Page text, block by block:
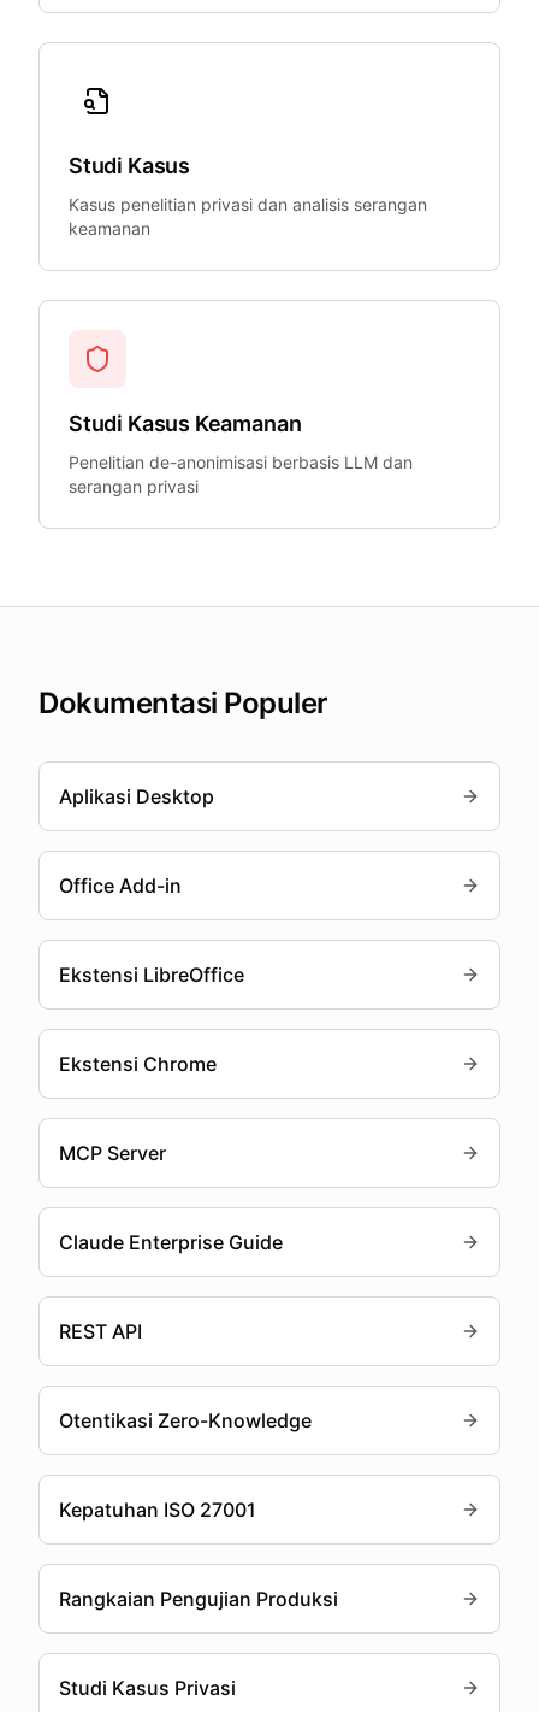
Studi Kasus
Kasus penelitian privasi dan analisis serangan
keamanan
Studi Kasus Keamanan
Penelitian de-anonimisasi berbasis LLM dan
serangan privasi
Dokumentasi Populer
Aplikasi Desktop
Office Add-in
Ekstensi LibreOffice
Ekstensi Chrome
MCP Server
Claude Enterprise Guide
REST API
Otentikasi Zero-Knowledge
Kepatuhan ISO 27001
Rangkaian Pengujian Produksi
Studi Kasus Privasi